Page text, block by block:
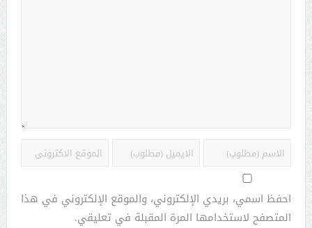
احفظ اسمي، بريدي الإلكتروني، والموقع الإلكتروني في هذا
المتصفح لاستخدامها المرة المقبلة في تعليقي.